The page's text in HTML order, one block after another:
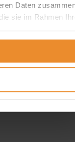
Daten
sie im Rahmen
wir Ihnen
nicht anzeigen.